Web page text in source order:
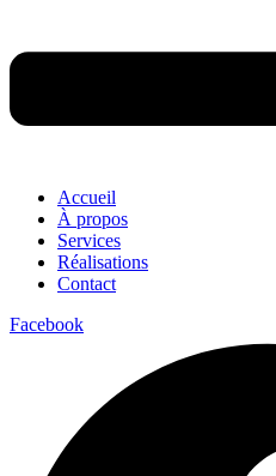
Accueil
À propos
Services
Réalisations
Contact
Facebook